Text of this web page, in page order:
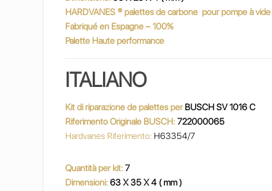
HARDVANES ® palettes de carbone pour pompe à
Fabriqué en Espagne – 100%
Palette Haute performance
ITALIANO
Kit di riparazione de palettes per BUSCH SV 1016 C
Riferimento Originale BUSCH:722000065
Hardvanes Riferimento: H63354/7
Quantità per kit:7
Dimensioni: 63 X 35 X 4 ( mm )